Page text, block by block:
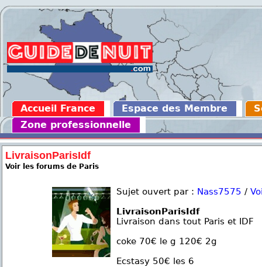
Accueil France Espace des Membre
Zone professionnelle
LivraisonParisIdf
Voir les forums de Paris
Sujet ouvert par : Nass7575 /
LivraisonParisIdf
Livraison dans tout Paris et IDF
coke 70€ le g 120€ 2g
Ecstasy 50€ les 6